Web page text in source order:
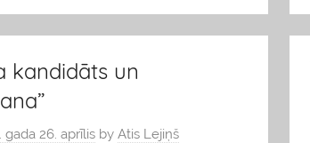
kandidāts un
gada 26. aprīlis by Atis Lejiņš